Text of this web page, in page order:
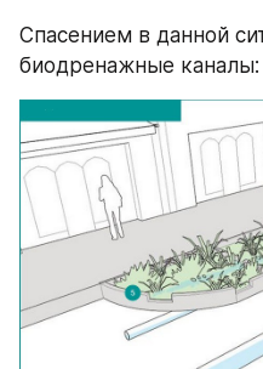
Спасением в данной
биодренажные каналы: